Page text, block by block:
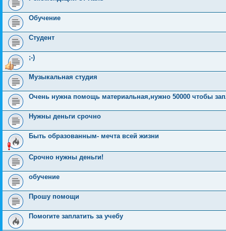
Обучение
Студент
;-)
Музыкальная студия
Очень нужна помощь материальная,нужно 50000 чтобы
Нужны деньги срочно
Быть образованным- мечта всей жизни
Срочно нужны деньги!
обучение
Прошу помощи
Помогите заплатить за учебу